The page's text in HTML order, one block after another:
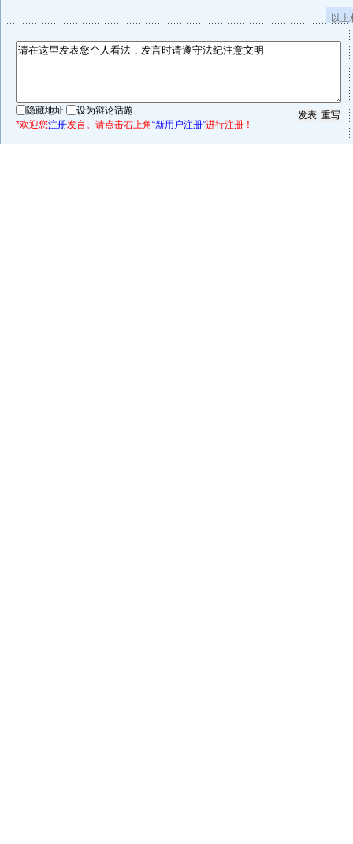
以
隐藏地址
设为辩论话题
*欢迎您注册发言。请点击右上角“新用户注册”进行注册！